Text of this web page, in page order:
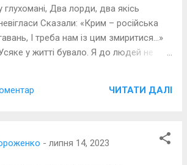
глухомані, Два лорди, два якісь
Сказали: «Крим – російська
І треба нам із цим змиритися…»
у житті бувало. Я до людей не
із відкритих джерел
ЧИТАТИ ДАЛІ
- липня 14, 2023